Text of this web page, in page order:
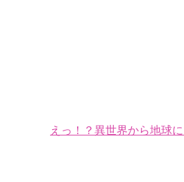
えっ！？異世界から地球